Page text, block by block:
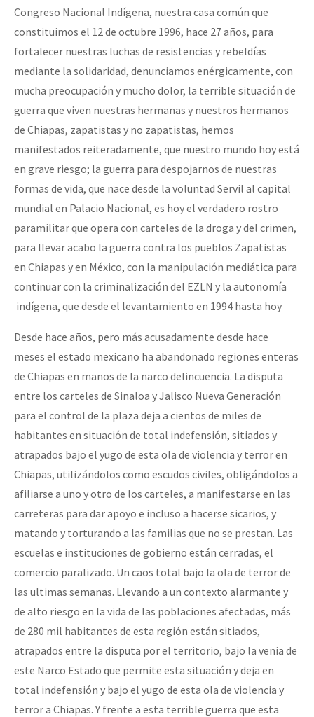
Congreso Nacional Indígena, nuestra casa común que
constituimos el 12 de octubre 1996, hace 27 años, para
fortalecer nuestras luchas de resistencias y rebeldías
mediante la solidaridad, denunciamos enérgicamente, con
mucha preocupación y mucho dolor, la terrible situación de
guerra que viven nuestras hermanas y nuestros hermanos
de Chiapas, zapatistas y no zapatistas, hemos
manifestados reiteradamente, que nuestro mundo hoy está
en grave riesgo; la guerra para despojarnos de nuestras
formas de vida, que nace desde la voluntad Servil al capital
mundial en Palacio Nacional, es hoy el verdadero rostro
paramilitar que opera con carteles de la droga y del crimen,
para llevar acabo la guerra contra los pueblos Zapatistas
en Chiapas y en México, con la manipulación mediática para
continuar con la criminalización del EZLN y la autonomía
indígena, que desde el levantamiento en 1994 hasta hoy
Desde hace años, pero más acusadamente desde hace
meses el estado mexicano ha abandonado regiones enteras
de Chiapas en manos de la narco delincuencia. La disputa
entre los carteles de Sinaloa y Jalisco Nueva Generación
para el control de la plaza deja a cientos de miles de
habitantes en situación de total indefensión, sitiados y
atrapados bajo el yugo de esta ola de violencia y terror en
Chiapas, utilizándolos como escudos civiles, obligándolos a
afiliarse a uno y otro de los carteles, a manifestarse en las
carreteras para dar apoyo e incluso a hacerse sicarios, y
matando y torturando a las familias que no se prestan. Las
escuelas e instituciones de gobierno están cerradas, el
comercio paralizado. Un caos total bajo la ola de terror de
las ultimas semanas. Llevando a un contexto alarmante y
de alto riesgo en la vida de las poblaciones afectadas, más
de 280 mil habitantes de esta región están sitiados,
atrapados entre la disputa por el territorio, bajo la venia de
este Narco Estado que permite esta situación y deja en
total indefensión y bajo el yugo de esta ola de violencia y
terror a Chiapas. Y frente a esta terrible guerra que esta